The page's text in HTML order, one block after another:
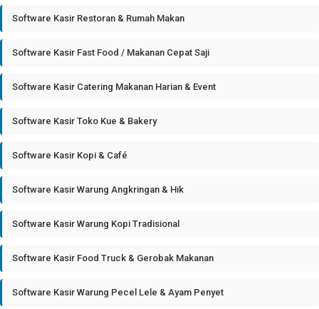
Software Kasir Restoran & Rumah Makan
Software Kasir Fast Food / Makanan Cepat Saji
Software Kasir Catering Makanan Harian & Event
Software Kasir Toko Kue & Bakery
Software Kasir Kopi & Café
Software Kasir Warung Angkringan & Hik
Software Kasir Warung Kopi Tradisional
Software Kasir Food Truck & Gerobak Makanan
Software Kasir Warung Pecel Lele & Ayam Penyet